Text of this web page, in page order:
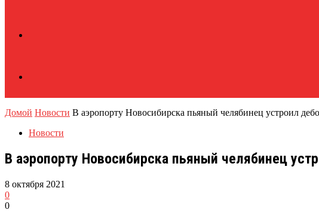
Домой Новости В аэропорту Новосибирска пьяный челябинец устроил
Новости
В аэропорту Новосибирска пьяный челябинец
8 октября 2021
0
0